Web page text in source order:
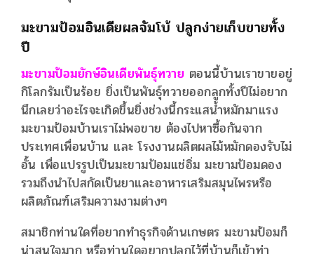
มะขามป้อมอินเดียผลจัมโบ้ ปลูกง่ายเก็บขายทั้ง
ปี
มะขามป้อมยักษ์อินเดียพันธุ์ทวาย ตอนนี้บ้านเราขายอยู่
กิโลกรัมเป็นร้อย ยิ่งเป็นพันธุ์ทวายออกลูกทั้งปีไม่อยาก
นึกเลยว่าอะไรจะเกิดขึ้นยิ่งช่วงนี้กระแสน้ำหมักมาแรง
มะขามป้อมบ้านเราไม่พอขาย ต้องไปหาซื้อกันจาก
ประเทศเพื่อนบ้าน และ โรงงานผลิตผลไม้หมักดองรับไม่
อั้น เพื่อแปรรูปเป็นมะขามป้อมแช่อิ่ม มะขามป้อมดอง
รวมถึงนำไปสกัดเป็นยาและอาหารเสริมสมุนไพรหรือ
ผลิตภัณฑ์เสริมความงามต่างๆ
สมาชิกท่านใดที่อยากทำธุรกิจด้านเกษตร มะขามป้อมก็